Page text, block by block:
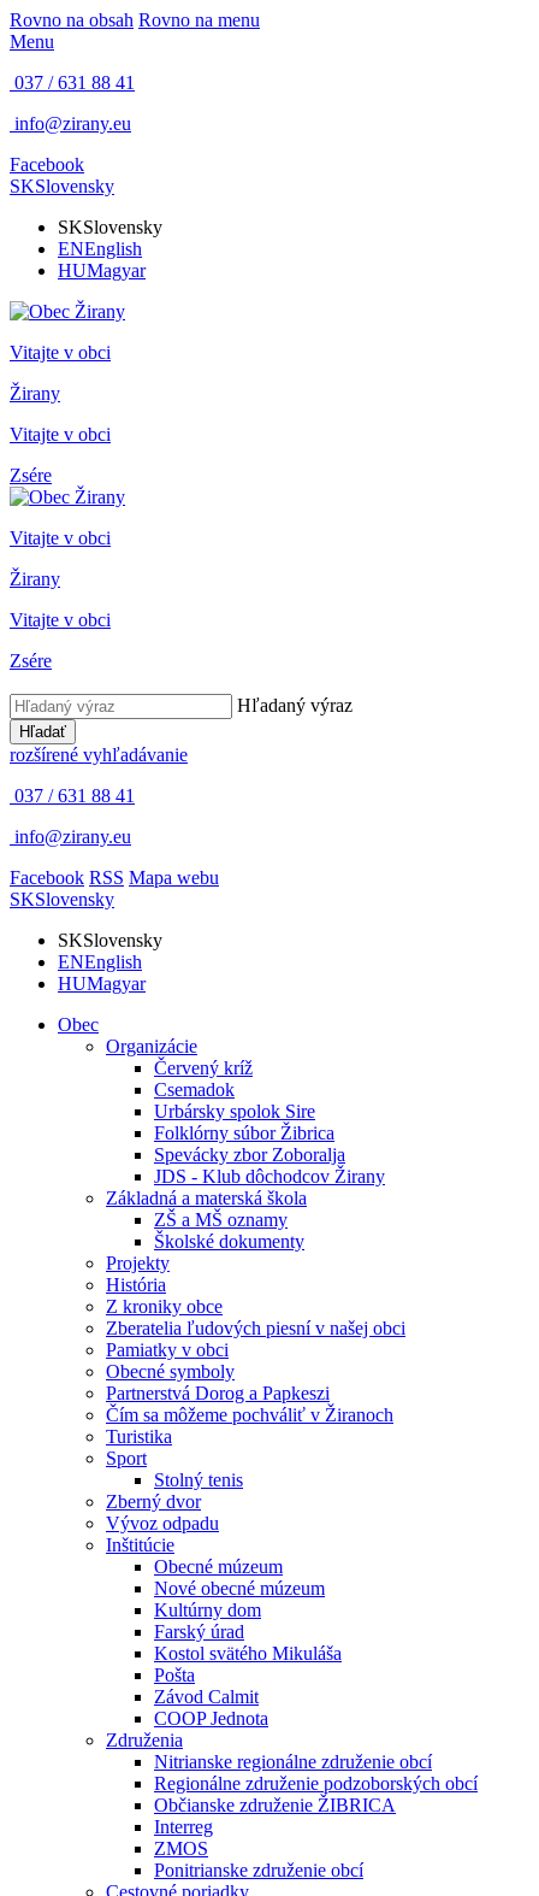
Rovno na obsah Rovno na menu
Menu
037 / 631 88 41
info@zirany.eu
Facebook
SKSlovensky
SKSlovensky
ENEnglish
HUMagyar
Vitajte v obci
Žirany
Vitajte v obci
Zsére
Vitajte v obci
Žirany
Vitajte v obci
Zsére
Hľadaný výraz
Hľadať
rozšírené vyhľadávanie
037 / 631 88 41
info@zirany.eu
Facebook RSS Mapa webu
SKSlovensky
SKSlovensky
ENEnglish
HUMagyar
Obec
Organizácie
Červený kríž
Csemadok
Urbársky spolok Sire
Folklórny súbor Žibrica
Spevácky zbor Zoboralja
JDS - Klub dôchodcov Žirany
Základná a materská škola
ZŠ a MŠ oznamy
Školské dokumenty
Projekty
História
Z kroniky obce
Zberatelia ľudových piesní v našej obci
Pamiatky v obci
Obecné symboly
Partnerstvá Dorog a Papkeszi
Čím sa môžeme pochváliť v Žiranoch
Turistika
Sport
Stolný tenis
Zberný dvor
Vývoz odpadu
Inštitúcie
Obecné múzeum
Nové obecné múzeum
Kultúrny dom
Farský úrad
Kostol svätého Mikuláša
Pošta
Závod Calmit
COOP Jednota
Združenia
Nitrianske regionálne združenie obcí
Regionálne združenie podzoborských obcí
Občianske združenie ŽIBRICA
Interreg
ZMOS
Ponitrianske združenie obcí
Cestovné poriadky